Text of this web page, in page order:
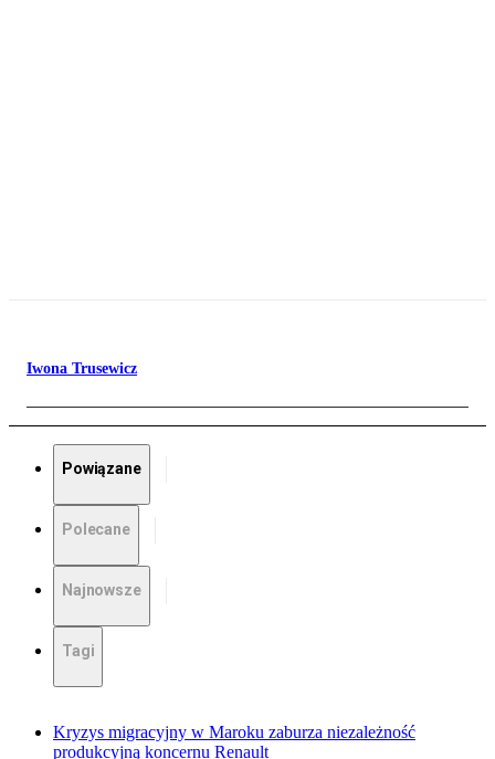
Iwona Trusewicz
Powiązane
Polecane
Najnowsze
Tagi
Kryzys migracyjny w Maroku zaburza niezależność
produkcyjną koncernu Renault